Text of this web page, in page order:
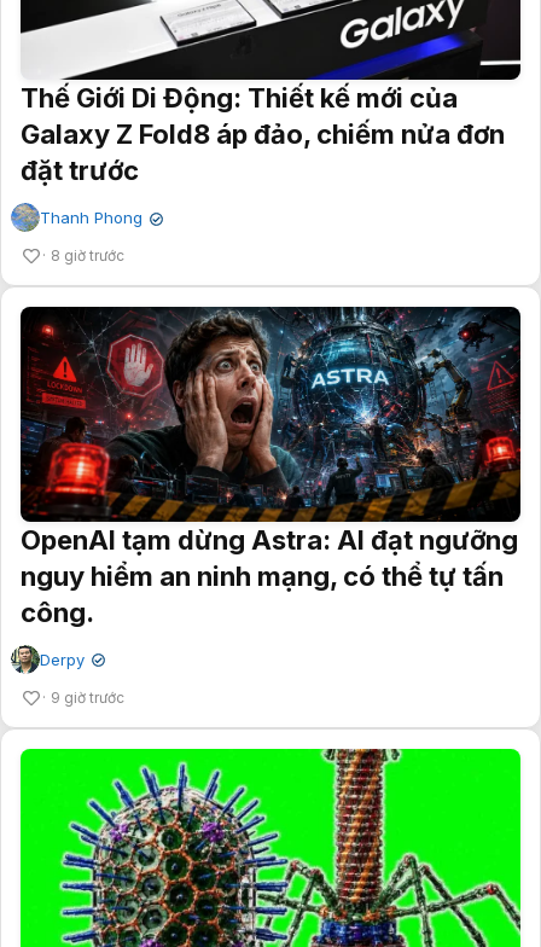
Thế Giới Di Động: Thiết kế mới của
Galaxy Z Fold8 áp đảo, chiếm nửa đơn
đặt trước
Thanh Phong ✔
8 giờ trước
OpenAI tạm dừng Astra: AI đạt ngưỡng
nguy hiểm an ninh mạng, có thể tự tấn
công.
Derpy ✔
9 giờ trước